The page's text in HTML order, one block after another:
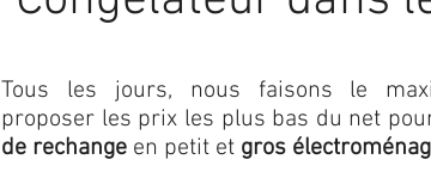
Tous les jours, nous faisons le
proposer les prix les plus bas du net
de rechange en petit et gros